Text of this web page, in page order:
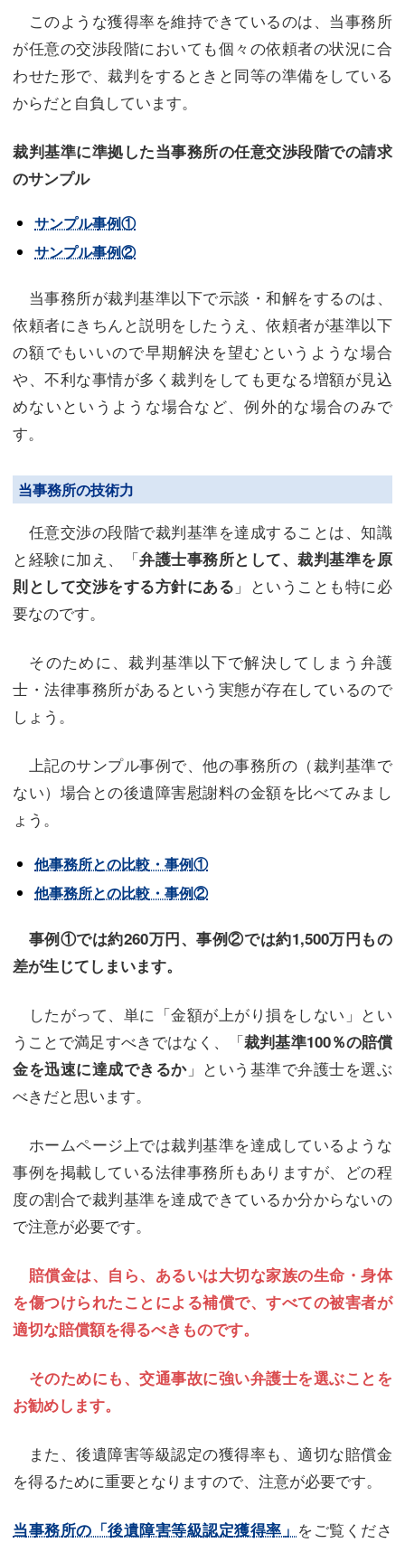
このような獲得率を維持できているのは、当事務所
が任意の交渉段階においても個々の依頼者の状況に合
わせた形で、裁判をするときと同等の準備をしている
からだと自負しています。
裁判基準に準拠した当事務所の任意交渉段階での請求
のサンプル
サンプル事例①
サンプル事例②
当事務所が裁判基準以下で示談・和解をするのは、
依頼者にきちんと説明をしたうえ、依頼者が基準以下
の額でもいいので早期解決を望むというような場合
や、不利な事情が多く裁判をしても更なる増額が見込
めないというような場合など、例外的な場合のみで
す。
当事務所の技術力
任意交渉の段階で裁判基準を達成することは、知識
と経験に加え、「弁護士事務所として、裁判基準を原
則として交渉をする方針にある 」ということも特に必
要なのです。
そのために、裁判基準以下で解決してしまう弁護
士・法律事務所があるという実態が存在しているので
しょう。
上記のサンプル事例で、他の事務所の（裁判基準で
ない）場合との後遺障害慰謝料の金額を比べてみまし
ょう。
他事務所との比較・事例①
他事務所との比較・事例②
事例①では約260万円、事例②では約1,500万円もの
差が生じてしまいます。
したがって、単に「金額が上がり損をしない」とい
うことで満足すべきではなく、「裁判基準100％の賠償
金を迅速に達成できるか」という基準で弁護士を選ぶ
べきだと思います。
ホームページ上では裁判基準を達成しているような
事例を掲載している法律事務所もありますが、どの程
度の割合で裁判基準を達成できているか分からないの
で注意が必要です。
賠償金は、自ら、あるいは大切な家族の生命・身体
を傷つけられたことによる補償で、すべての被害者が
適切な賠償額を得るべきものです。
そのためにも、交通事故に強い弁護士を選ぶことを
お勧めします。
また、後遺障害等級認定の獲得率も、適切な賠償金
を得るために重要となりますので、注意が必要です。
当事務所の「後遺障害等級認定獲得率」 をご覧くださ